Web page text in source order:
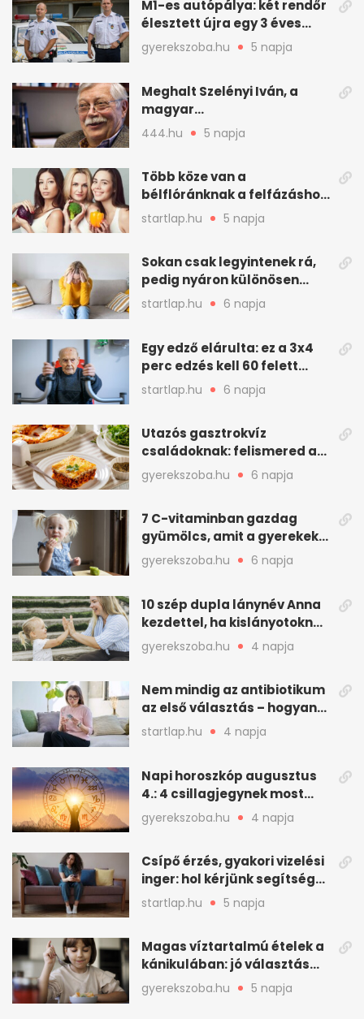
M1-es autópálya: két rendőr
élesztett újra egy 3 éves
kisfiút
gyerekszoba.hu 5 napja
Meghalt Szelényi Iván, a
magyar
társadalomtudomány
meghatározó alakja
444.hu 5 napja
Több köze van a
bélflóránknak a felfázáshoz,
mint hinnénk – Így védhetjük
nyáron a húgyutakat (x)
startlap.hu 5 napja
Sokan csak legyintenek rá,
pedig nyáron különösen
gyakran jelentkezik ez a
kellemetlen betegség
startlap.hu 6 napja
Egy edző elárulta: ez a 3x4
perc edzés kell 60 felett
mindenkinek
startlap.hu 6 napja
Utazós gasztrokvíz
családoknak: felismered az
asadót és társait?
gyerekszoba.hu 6 napja
7 C-vitaminban gazdag
gyümölcs, amit a gyerekek
is szívesen megesznek
gyerekszoba.hu 6 napja
10 szép dupla lánynév Anna
kezdettel, ha kislányotoknak
kerestek nevet
gyerekszoba.hu 4 napja
Nem mindig az antibiotikum
az első választás – hogyan
kezeljük a felfázást? (x)
startlap.hu 4 napja
Napi horoszkóp augusztus
4.: 4 csillagjegynek most
minden összejön
gyerekszoba.hu 4 napja
Csípő érzés, gyakori vizelési
inger: hol kérjünk segítséget
felfázás esetén?
startlap.hu 5 napja
Magas víztartalmú ételek a
kánikulában: jó választás
gyerekeknek
gyerekszoba.hu 5 napja